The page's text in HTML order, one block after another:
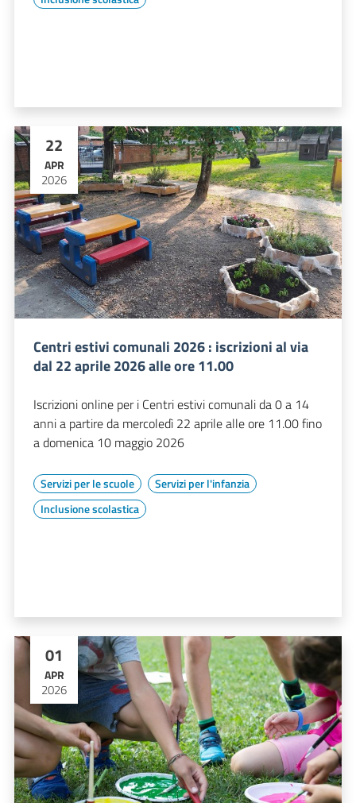
22
APR
2026
Centri estivi comunali 2026 : iscrizioni al via
dal 22 aprile 2026 alle ore 11.00
Iscrizioni online per i Centri estivi comunali da 0 a 14
anni a partire da mercoledì 22 aprile alle ore 11.00 fino
a domenica 10 maggio 2026
Servizi per le scuole
Servizi per l'infanzia
Inclusione scolastica
01
APR
2026